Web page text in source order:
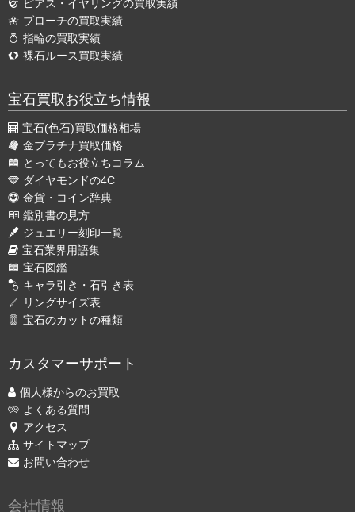
ピアス・イヤリングの買取実績
ブローチの買取実績
指輪の買取実績
裸石ルース買取実績
宝石買取お役立ち情報
宝石(色石)買取価格相場
金プラチナ買取価格
とってもお役立ちコラム
ダイヤモンドの4C
金貨・コイン辞典
鑑別書の見方
ジュエリー刻印一覧
宝石業界用語集
宝石図鑑
キャラ引き・石引き表
リングサイズ表
宝石のカットの種類
カスタマーサポート
個人様からのお買取
よくある質問
アクセス
サイトマップ
お問い合わせ
会社情報